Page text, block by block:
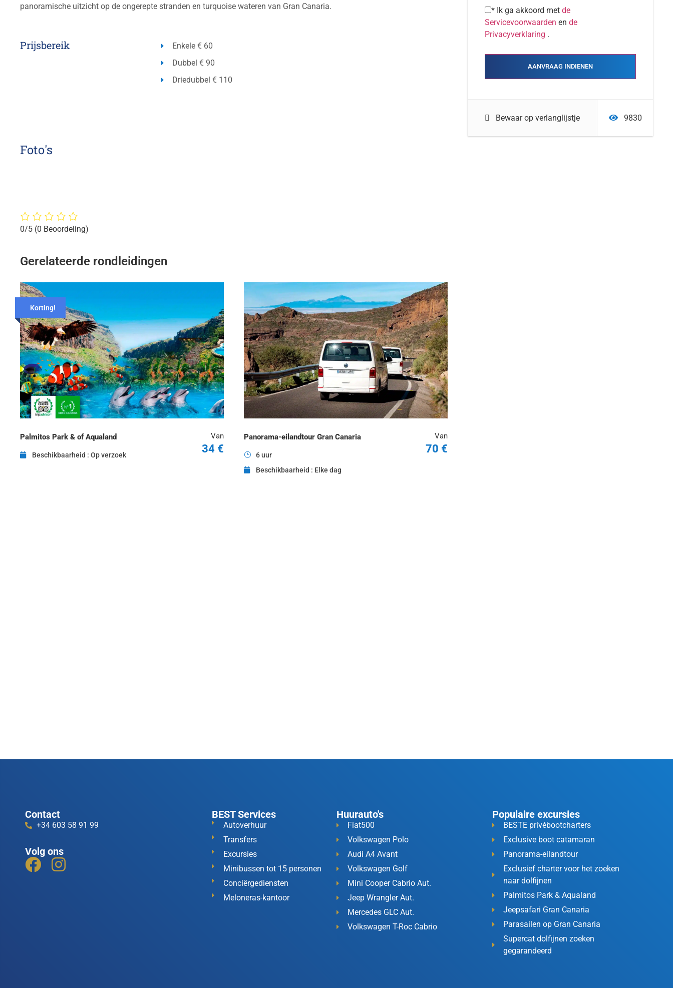
* Ik ga akkoord met de
Servicevoorwaarden en de
Privacyverklaring .
Bewaar op verlanglijstje 9830
panoramische uitzicht op de ongerepte stranden en turquoise wateren van Gran Canaria.
Prijsbereik
Enkele € 60
Dubbel € 90
Driedubbel € 110
Foto's
0/5 (0 Beoordeling)
Gerelateerde rondleidingen
Korting!
Palmitos Park & of Aqualand Van
34 €
Beschikbaarheid : Op verzoek
Panorama-eilandtour Gran Canaria Van
70 €
6 uur
Beschikbaarheid : Elke dag
Contact
+34 603 58 91 99
Volg ons
BEST Services
Autoverhuur
Transfers
Excursies
Minibussen tot 15 personen
Conciërgediensten
Meloneras-kantoor
Huurauto's
Fiat500
Volkswagen Polo
Audi A4 Avant
Volkswagen Golf
Mini Cooper Cabrio Aut.
Jeep Wrangler Aut.
Mercedes GLC Aut.
Volkswagen T-Roc Cabrio
Populaire excursies
BESTE privébootcharters
Exclusive boot catamaran
Panorama-eilandtour
Exclusief charter voor het zoeken
naar dolfijnen
Palmitos Park & Aqualand
Jeepsafari Gran Canaria
Parasailen op Gran Canaria
Supercat dolfijnen zoeken
gegarandeerd